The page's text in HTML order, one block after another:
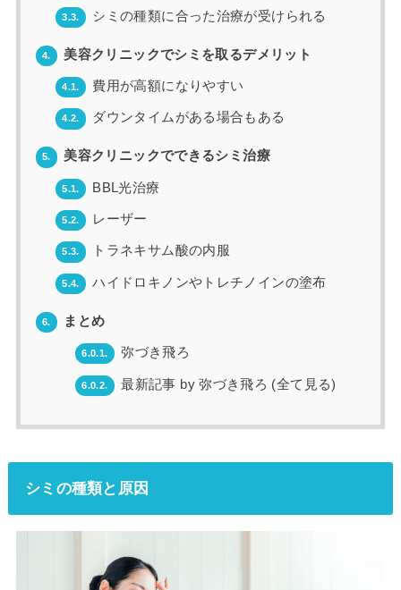
3.3. シミの種類に合った治療が受けられる
4. 美容クリニックでシミを取るデメリット
4.1. 費用が高額になりやすい
4.2. ダウンタイムがある場合もある
5. 美容クリニックでできるシミ治療
5.1. BBL光治療
5.2. レーザー
5.3. トラネキサム酸の内服
5.4. ハイドロキノンやトレチノインの塗布
6. まとめ
6.0.1. 弥づき飛ろ
6.0.2. 最新記事 by 弥づき飛ろ (全て見る)
シミの種類と原因